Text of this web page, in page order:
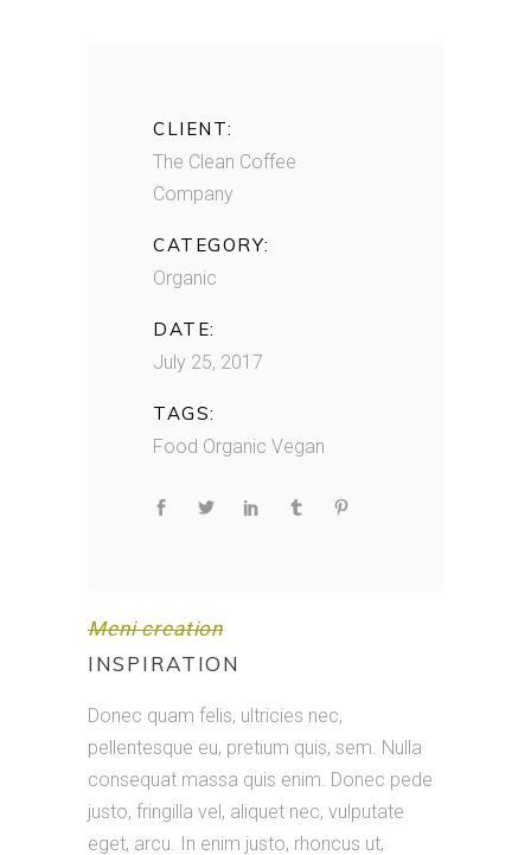
CLIENT:
The Clean Coffee
Company
CATEGORY:
Organic
DATE:
July 25, 2017
TAGS:
Food Organic Vegan
Meni creation
INSPIRATION
Donec quam felis, ultricies nec,
pellentesque eu, pretium quis, sem. Nulla
consequat massa quis enim. Donec pede
justo, fringilla vel, aliquet nec, vulputate
eget, arcu. In enim justo, rhoncus ut,